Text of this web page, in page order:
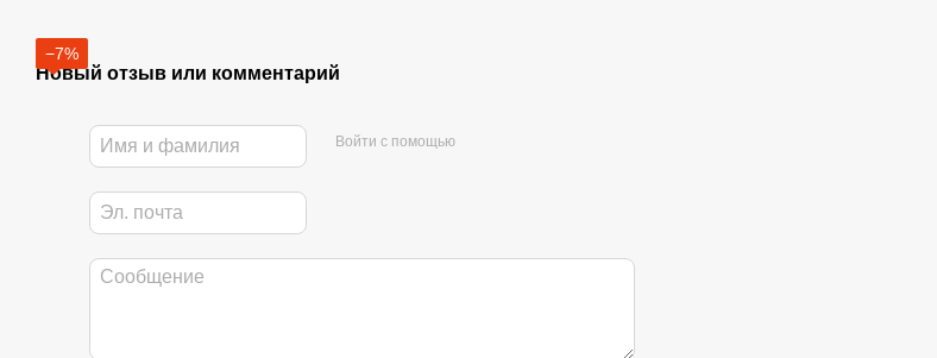
−7%
Новый отзыв или комментарий
Войти с помощью